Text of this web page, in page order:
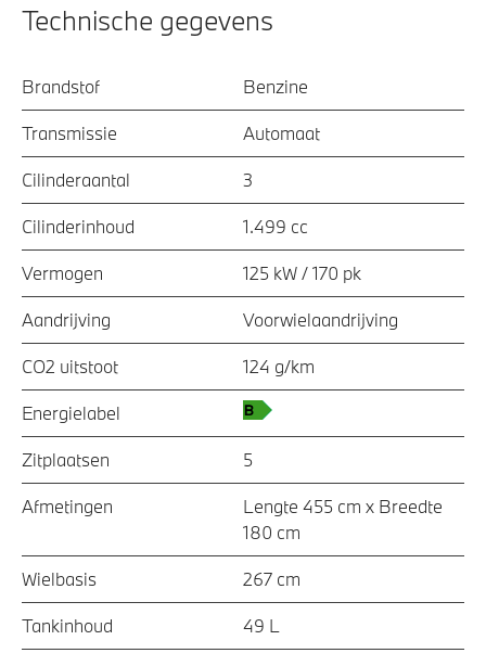
Technische gegevens
Brandstof Benzine
Transmissie Automaat
Cilinderaantal 3
Cilinderinhoud 1.499 cc
Vermogen 125 kW / 170 pk
Aandrijving Voorwielaandrijving
CO2 uitstoot 124 g/km
Energielabel
Zitplaatsen 5
Afmetingen
Lengte 455 cm x Breedte
180 cm
Wielbasis 267 cm
Tankinhoud 49 L